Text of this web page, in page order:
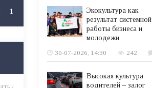
1
Экокультура как
результат системной
работы бизнеса и
молодежи
30-07-2026, 14:30
242
Высокая культура
водителей – залог